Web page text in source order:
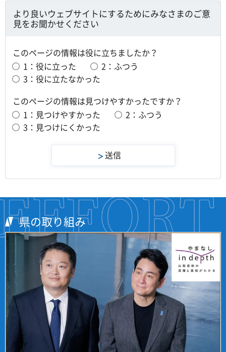
より良いウェブサイトにするためにみなさまのご意
見をお聞かせください
このページの情報は役に立ちましたか？
1：役に立った
2：ふつう
3：役に立たなかった
このページの情報は見つけやすかったですか？
1：見つけやすかった
2：ふつう
3：見つけにくかった
県の取り組み